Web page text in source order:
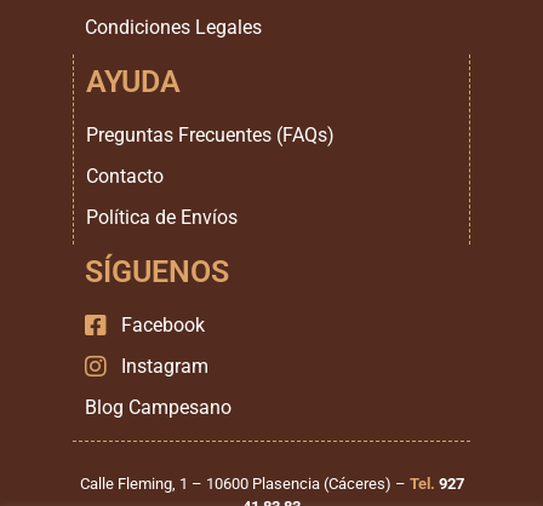
Condiciones Legales
AYUDA
Preguntas Frecuentes (FAQs)
Contacto
Política de Envíos
SÍGUENOS
Facebook
Instagram
Blog Campesano
Calle Fleming, 1 – 10600 Plasencia (Cáceres) – Tel. 927